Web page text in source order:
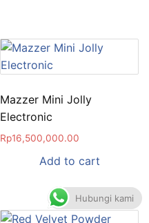
Mazzer Mini Jolly
Electronic
Rp16,500,000.00
Add to cart
Hubungi kami